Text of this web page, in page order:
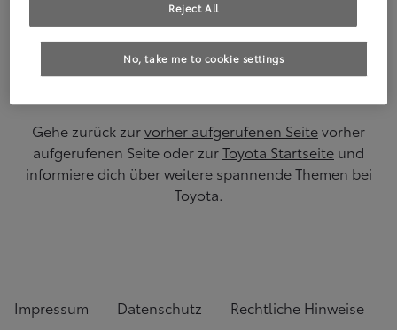
Die angeforderte Seite kann leider nicht gefunden
werden.
Gehe zurück zurvorher aufgerufenen Seitevorher
aufgerufenen Seite oder zurToyota Startseite und
informiere dich über weitere spannende Themen bei
Toyota.
Impressum Datenschutz
Rechtliche Hinweise
No, take me to cookie settings
Reject All